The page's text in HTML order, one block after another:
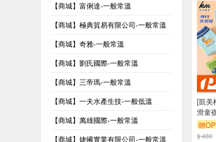
【商城】富俐達-一般常溫
【商城】極典貿易有限公司-一般常溫
【商城】奇雅-一般常溫
【商城】劉氏國際-一般常溫
【商城】三帝瑪-一般常溫
【商城】一夫水產生技-一般低溫
【商城】萬雄國際-一般常溫
【商城】婕曦實業有限公司-一般常溫
[凱美
滑童
贈
$ 480